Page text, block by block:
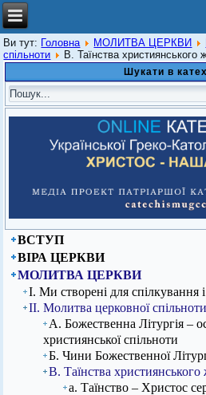
Ви тут: Головна МОЛИТВА ЦЕРКВИ
спільноти
В. Таїнства християнського
Шукати в
ВСТУП
ВІРА ЦЕРКВИ
МОЛИТВА ЦЕРКВИ
І. Ми створені для спілкування
ІІ. Молитва церковної спільноти
А. Божественна Літургія –
християнської спільноти
Б. Чини Божественної
В. Таїнства християнського
а. Таїнство – Христос